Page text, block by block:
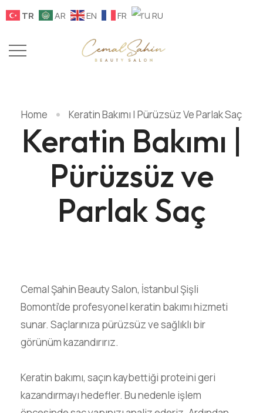
TR AR EN FR RU
Home Keratin Bakımı | Pürüzsüz Ve Parlak Saç
Keratin Bakımı |
Pürüzsüz ve
Parlak Saç
Cemal Şahin Beauty Salon, İstanbul Şişli
Bomonti’de profesyonel keratin bakımı hizmeti
sunar. Saçlarınıza pürüzsüz ve sağlıklı bir
görünüm kazandırırız.
Keratin bakımı, saçın kaybettiği proteini geri
kazandırmayı hedefler. Bu nedenle işlem